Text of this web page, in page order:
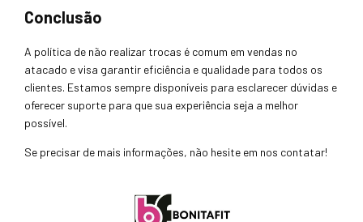
Conclusão
A política de não realizar trocas é comum em vendas no
atacado e visa garantir eficiência e qualidade para todos os
clientes. Estamos sempre disponíveis para esclarecer dúvidas e
oferecer suporte para que sua experiência seja a melhor
possível.
Se precisar de mais informações, não hesite em nos contatar!